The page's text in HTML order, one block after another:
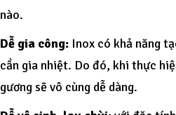
nào.
Dễ gia công: Inox có khả năng
cần gia nhiệt. Do đó, khi thực
gương sẽ vô cùng dễ dàng.